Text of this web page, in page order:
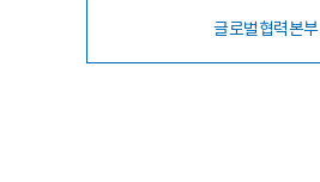
글로벌협력본부